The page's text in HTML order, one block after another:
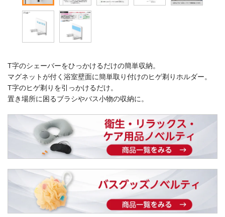
T字のシェーバーをひっかけるだけの簡単収納。
マグネットが付く浴室壁面に簡単取り付けのヒゲ剃りホルダー。
T字のヒゲ剃りを引っかけるだけ。
置き場所に困るブラシやバス小物の収納に。